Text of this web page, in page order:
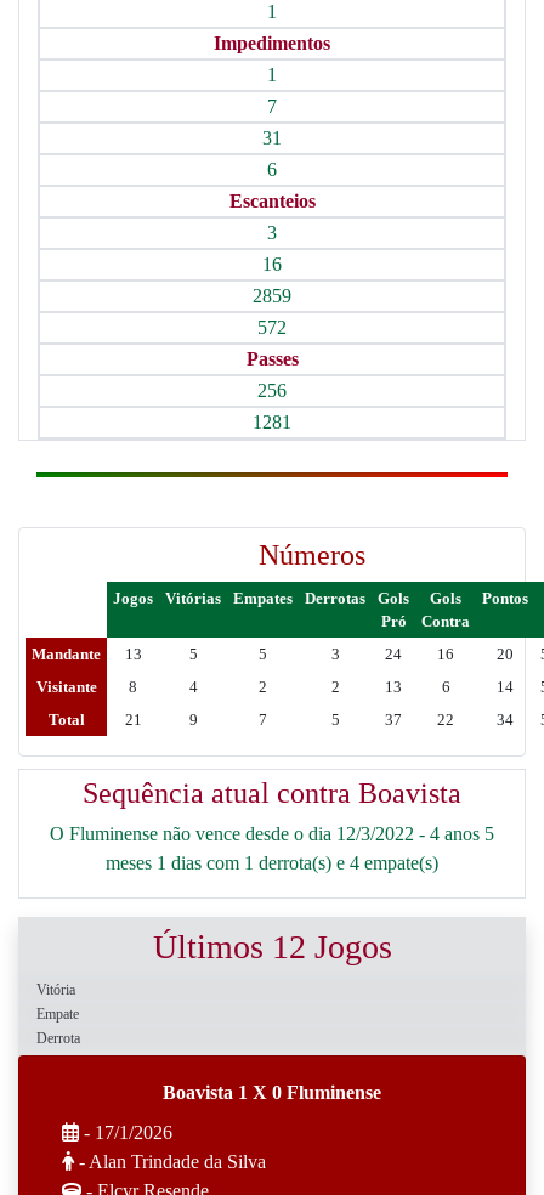
1
Impedimentos
1
7
31
6
Escanteios
3
16
2859
572
Passes
256
1281
Números
Jogos Vitórias Empates Derrotas
Gols
Pró
Gols
Contra
Pontos
Mandante 13 5 5 3 24 16 20
Visitante
8 4 2 2 13 6 14
Total
21 9 7 5 37 22 34
Sequência atual contra Boavista
O Fluminense não vence desde o dia 12/3/2022 - 4 anos 5
meses 1 dias com 1 derrota(s) e 4 empate(s)
Últimos 12 Jogos
Vitória
Empate
Derrota
Boavista 1 X 0 Fluminense
- 17/1/2026
- Alan Trindade da Silva
- Elcyr Resende